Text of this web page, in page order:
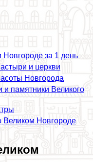
Новгороде за 1 день
и церкви
Новгорода
и памятники Великого
Великом Новгороде